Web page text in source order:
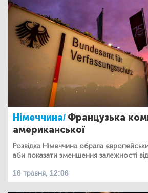
Німеччина/ Французька
американської
Розвідка Німеччина обрала
аби показати зменшення залежності
16 травня, 12:06